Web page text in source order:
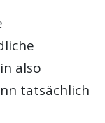
also
tatsächlich